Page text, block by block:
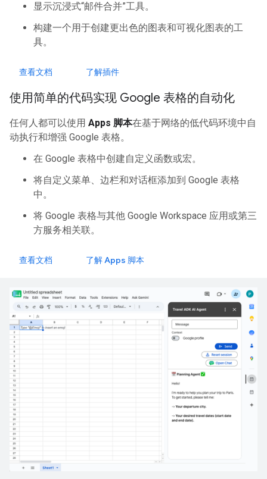
显示沉浸式“邮件合并”工具。
构建一个用于创建更出色的图表和可视化图表的工
具。
查看文档 了解插件
使用简单的代码实现 Google 表格的自动化
任何人都可以使用 Apps 脚本在基于网络的低代码环境中自
动执行和增强 Google 表格。
在 Google 表格中创建自定义函数或宏。
将自定义菜单、边栏和对话框添加到 Google 表格
中。
将 Google 表格与其他 Google Workspace 应用或第三
方服务相关联。
查看文档 了解 Apps 脚本